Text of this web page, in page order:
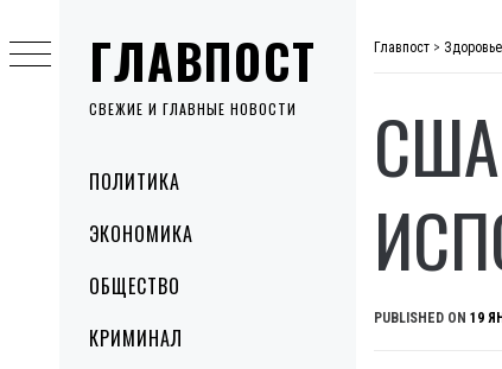
ГЛАВПОСТ
СВЕЖИЕ И ГЛАВНЫЕ НОВОСТИ
MenuПОЛИТИКА
ЭКОНОМИКА
ОБЩЕСТВО
КРИМИНАЛ
to
content
Главпост > Здоровье
PUBLISHED ON 19